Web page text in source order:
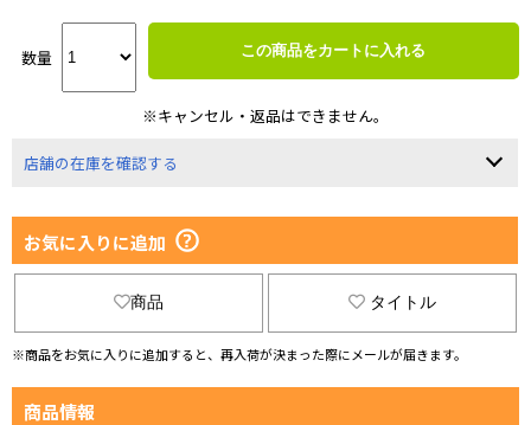
数量 この商品をカートに入れる
※キャンセル・返品はできません。
店舗の在庫を確認する
お気に入りに追加
商品 タイトル
※商品をお気に入りに追加すると、再入荷が決まった際にメールが届きます。
商品情報